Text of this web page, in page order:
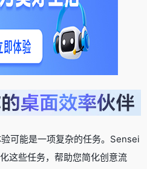
可能是一项复杂的任务。Sensei
这些任务，帮助您简化创意流